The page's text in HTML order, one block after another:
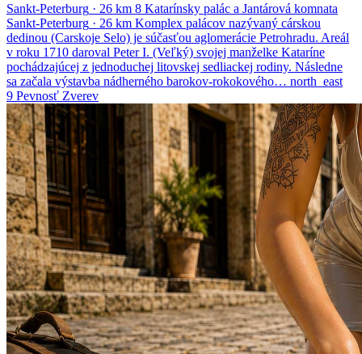
Sankt-Peterburg · 26 km 8 Katarínsky palác a Jantárová komnata
Sankt-Peterburg · 26 km Komplex palácov nazývaný cárskou
dedinou (Carskoje Selo) je súčasťou aglomerácie Petrohradu. Areál
v roku 1710 daroval Peter I. (Veľký) svojej manželke Kataríne
pochádzajúcej z jednoduchej litovskej sedliackej rodiny. Následne
sa začala výstavba nádherného barokov-rokokového… north_east
9 Pevnosť Zverev